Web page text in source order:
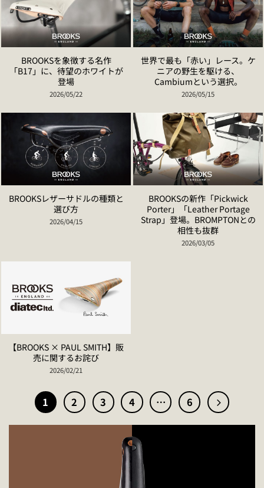
BROOKSを象徴する名作
「B17」に、待望のホワイトが
登場
2026/05/22
世界で最も「赤い」レース。ケ
ニアの野生を駆ける、
Cambiumという選択。
2026/05/15
BROOKSレザーサドルの種類と
選び方
2026/04/15
BROOKSの新作「Pickwick
Porter」「Leather Portage
Strap」登場。BROMPTONとの
相性も抜群
2026/03/05
【BROOKS × PAUL SMITH】販
売に関するお詫び
2026/02/21
1 2 3 4 … 6